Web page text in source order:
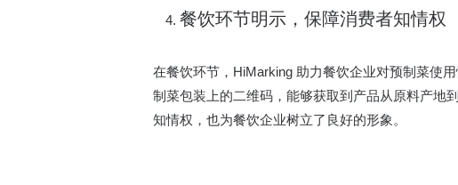
餐饮环节明示，保障消费者知情权​
在餐饮环节，HiMarking 助力餐饮企业对预制菜使
制菜包装上的二维码，能够获取到产品从原料产地
知情权，也为餐饮企业树立了良好的形象。​